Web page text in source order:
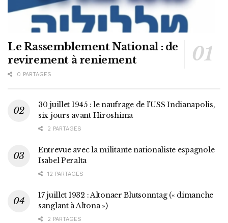
Le Rassemblement National : de
revirement à reniement
0 PARTAGES
30 juillet 1945 : le naufrage de l’USS Indianapolis,
six jours avant Hiroshima
2 PARTAGES
Entrevue avec la militante nationaliste espagnole
Isabel Peralta
12 PARTAGES
17 juillet 1932 : Altonaer Blutsonntag (« dimanche
sanglant à Altona »)
2 PARTAGES